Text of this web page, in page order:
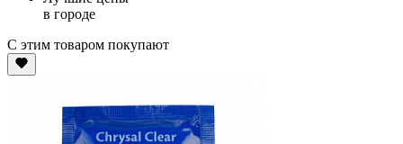
в городе
С этим товаром покупают